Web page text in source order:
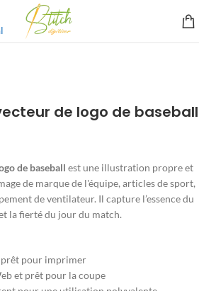
de logo de baseball
de baseball est une illustration propre et
de marque de l'équipe, articles de sport,
de ventilateur. Il capture l’essence du
la fierté du jour du match.
pour imprimer
et prêt pour la coupe